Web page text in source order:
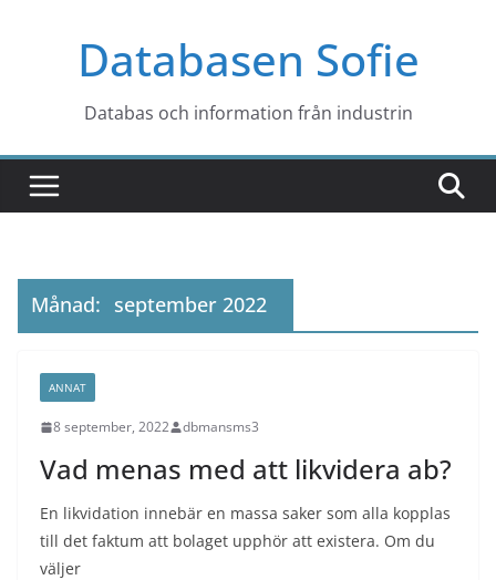
Databasen Sofie
Databas och information från industrin
Månad: september 2022
ANNAT
8 september, 2022 dbmansms3
Vad menas med att likvidera ab?
En likvidation innebär en massa saker som alla kopplas
till det faktum att bolaget upphör att existera. Om du
väljer